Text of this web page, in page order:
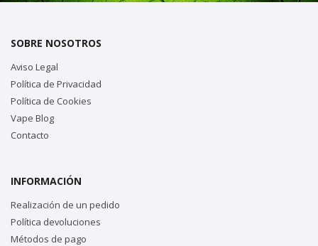
SOBRE NOSOTROS
Aviso Legal
Política de Privacidad
Política de Cookies
Vape Blog
Contacto
INFORMACIÓN
Realización de un pedido
Política devoluciones
Métodos de pago